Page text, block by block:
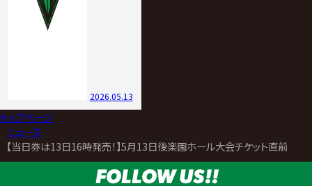
2026.05.13
トップページ
ニュース
【当日券は13日16時発売！】5月13日後楽園ホール大会チケット直前情報
FOLLOW US!!